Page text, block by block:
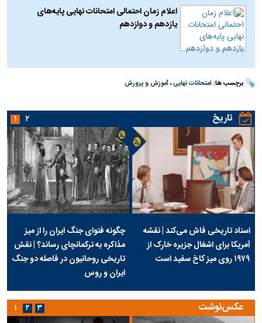
اعلام زمان احتمالی امتحانات نهایی پایه‌های
یازدهم و دوازدهم
برچسب ها: امتحانات نهایی،آموزش و پرورش
تاریخ
اسناد تاریخی فاش می‌کند | نقشه
آمریکا برای اشغال جزیره خارک از
۱۹۷۹ روی میز کاخ سفید است
چگونه فتوای جنگ ایران را از میز
مذاکره به ترکمانچای رساند؟ | نقش
تاریخی روحانیون در فاصله دو جنگ
ایران و روس
۱ ۲
عکس‌نوشت ۱ ۲ ۳